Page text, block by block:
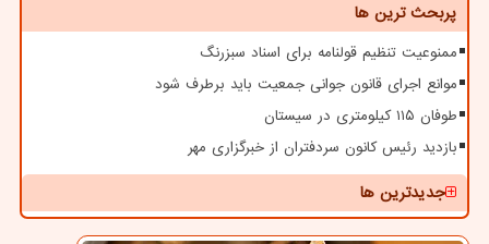
پربحث ترین ها
ممنوعیت تنظیم قولنامه برای اسناد سبزرنگ
موانع اجرای قانون جوانی جمعیت باید برطرف شود
طوفان ۱۱۵ کیلومتری در سیستان
بازدید رئیس کانون سردفتران از خبرگزاری مهر
جدیدترین ها